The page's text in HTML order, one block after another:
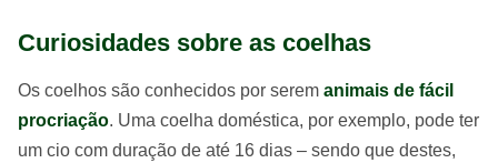
Curiosidades sobre as coelhas
Os coelhos são conhecidos por serem animais de fácil
procriação. Uma coelha doméstica, por exemplo, pode ter
um cio com duração de até 16 dias – sendo que destes,